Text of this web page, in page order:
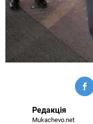
Редакція
Mukachevo.net